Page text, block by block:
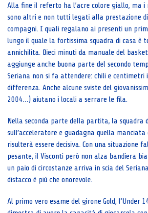
Alla fine il referto ha l’acre colore giallo, ma i
sono altri e non tutti legati alla prestazione
compagni. I quali regalano ai presenti un
lungo il quale la fortissima squadra di casa è
annichilita. Dieci minuti da manuale del
aggiunge anche buona parte del secondo
Seriana non si fa attendere: chili e centimetri
differenza. Anche alcune sviste del
2004…) aiutano i locali a serrare le fila.
Nella seconda parte della partita, la squadra
sull’acceleratore e guadagna quella
risulterà essere decisiva. Con una situazione
pesante, il Visconti però non alza bandiera
un paio di circostanze arriva in scia del
distacco è più che onorevole.
Al primo vero esame del girone Gold, l’Under